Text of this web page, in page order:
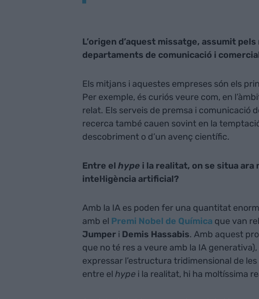
L’origen d’aquest missatge, assumit
departaments de comunicació i
Els mitjans i aquestes empreses són els
Per exemple, és curiós veure com, en
relat. Els serveis de premsa i comunicació
recerca també cauen sovint en la
descobriment o d’un avenç científic.
Entre el hype i la realitat, on se situa ara
intel·ligència artificial?
Amb la IA es poden fer una quantitat
amb el Premi Nobel de Química que van
Jumperi Demis Hassabis. Amb aquest
que no té res a veure amb la IA
expressar l’estructura tridimensional de
entre el hypei la realitat, hi ha moltíssima